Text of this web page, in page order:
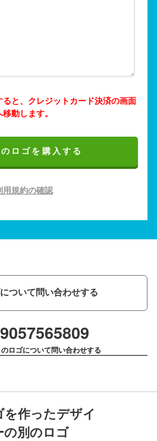
と、クレジットカード決済の画面
移動します。
ロゴを購入する
用規約の確認
ついて問い合わせする
ロゴについて問い合わせする
を作ったデザイ
の別のロゴ